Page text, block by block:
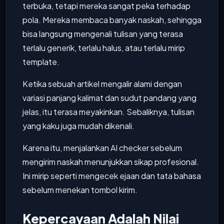
terbuka, tetapi mereka sangat peka terhadap
pola. Mereka membaca banyak naskah, sehingga
bisa langsung mengenali tulisan yang terasa
terlalu generik, terlalu halus, atau terlalu mirip
template.
Ketika sebuah artikel mengalir alami dengan
variasi panjang kalimat dan sudut pandang yang
jelas, itu terasa meyakinkan. Sebaliknya, tulisan
yang kaku juga mudah dikenali.
Karena itu, menjalankan AI checker sebelum
mengirim naskah menunjukkan sikap profesional.
Ini mirip seperti mengecek ejaan dan tata bahasa
sebelum menekan tombol kirim.
Kepercayaan Adalah Nilai